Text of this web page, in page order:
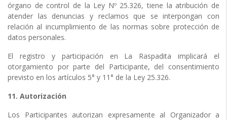
órgano de control de la Ley Nº 25.326, tiene la atribución de
atender las denuncias y reclamos que se interpongan con
relación al incumplimiento de las normas sobre protección de
datos personales.
El registro y participación en La Raspadita implicará el
otorgamiento por parte del Participante, del consentimiento
previsto en los artículos 5° y 11° de la Ley 25.326.
11. Autorización
Los Participantes autorizan expresamente al Organizador a